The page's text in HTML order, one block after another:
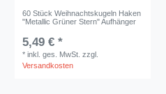
60 Stück Weihnachtskugeln Haken
"Metallic Grüner Stern" Aufhänger
5,49 € *
*inkl. ges. MwSt. zzgl.
Versandkosten